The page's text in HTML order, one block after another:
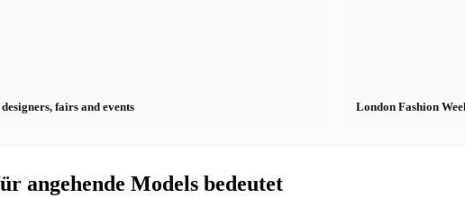
fairs and events London Fashion
angehende Models bedeutet